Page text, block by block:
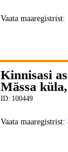
Vaata maaregistrist:
Kinnisasi
Mässa
ID: 100449
Vaata maaregistrist: